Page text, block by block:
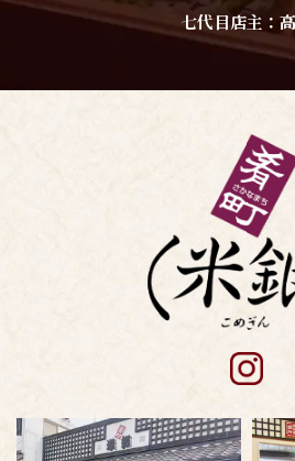
七代目店主：